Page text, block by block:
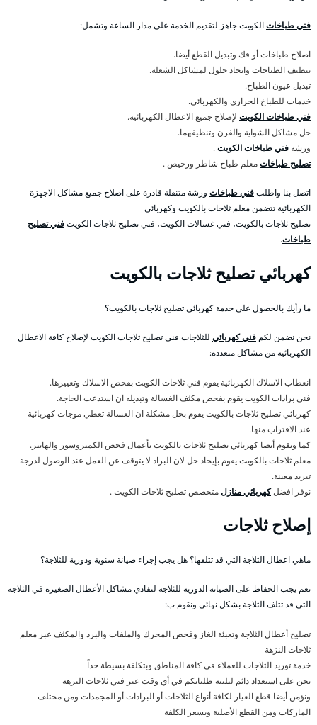
فني طباخاتالكويت جاهز لتقديم الخدمة على مدار الساعة وتشمل:
اصلاح طباخات أو فك وتبديل القطع أيضا.
تنظيف الطباخات وايجاد حلول لمشاكل الشعلة.
تبديل عيون الطباخ.
خدمات للطباخ الحراري والكهربائي.
فني طباخات الكويت لإصلاح جميع الاعطال الكهربائية.
حل مشاكل الشواية والفرن وتنظيفهما.
ورشة فني طباخات الكويت.
تصليح طباخاتمعلم طباخ شاطر ورخيص .
اتصل بنا واطلبفني طباخات ورشة متنقلة قادرة على اصلاح جميع مشاكل الاجهزة
الكهربائية تتضمن معلم ثلاجات بالكويت وكهربائي
تصليح ثلاجات بالكويت، فني غسالات الكويت، فني تصليح ثلاجات الكويتفني تصليح
طباخات.
كهربائي تصليح ثلاجات بالكويت
ما رأيك بالحصول على خدمة كهربائي تصليح ثلاجات بالكويت؟
نحن نضمن لكم فني كهربائي للثلاجات فني تصليح ثلاجات الكويت لإصلاح كافة الاعطال
الكهربائية من مشاكل متعددة:
انعطاب الاسلاك الكهربائية يقوم فني ثلاجات الكويت بفحص الاسلاك وتغييرها.
فني برادات الكويت يقوم بفحص مكثف الغسالة وتبديله ان استدعت الحاجة.
كهربائي تصليح ثلاجات بالكويت يقوم بحل مشكلة ان الغسالة تعطي موجات كهربائية
عند الاقتراب منها.
كما ويقوم أيضا كهربائي تصليح ثلاجات بالكويت بأعمال فحص الكمبروسور والهايتر.
معلم ثلاجات بالكويت يقوم بإيجاد حل لان البراد لا يتوقف عن العمل عند الوصول لدرجة
تبريد معينة.
نوفر افضلكهربائي منازلمتخصص تصليح ثلاجات الكويت .
إصلاح ثلاجات
ماهي اعطال الثلاجة التي قد تتلفها؟ هل يجب إجراء صيانة سنوية ودورية للثلاجة؟
نعم يجب الحفاظ على الصيانة الدورية للثلاجة لتفادي مشاكل الأعطال الصغيرة في الثلاجة
التي قد تتلف الثلاجة بشكل نهائي ونقوم ب:
تصليح أعطال الثلاجة وتعبئة الغاز وفحص المحرك والملفات والبرد والمكثف عبر معلم
ثلاجات النزهة
خدمة توريد الثلاجات للعملاء في كافة المناطق وبتكلفة بسيطة جداً
نحن على استعداد دائم لتلبية طلباتكم في أي وقت عبر فني ثلاجات النزهة
ونؤمن أيضا قطع الغيار لكافة أنواع الثلاجات أو البرادات أو المجمدات ومن مختلف
الماركات ومن القطع الأصلية وبسعر الكلفة